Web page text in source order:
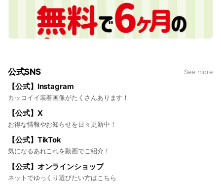
公式SNS See more
【公式】Instagram
カッコイイ装着画像がたくさんあります！
【公式】X
お得な情報やお知らせを日々更新中！
【公式】TikTok
気になるあれこれを動画でご紹介！
【公式】オンラインショップ
ネットでゆっくり選びたい方はこちら